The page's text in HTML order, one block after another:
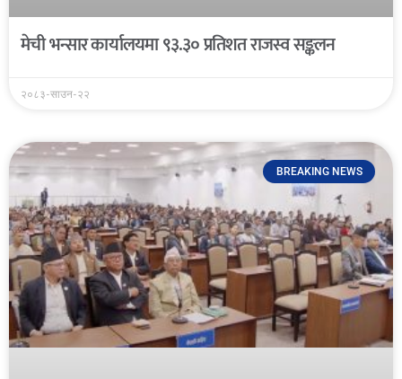
मेची भन्सार कार्यालयमा ९३.३० प्रतिशत राजस्व सङ्कलन
२०८३-साउन-२२
BREAKING NEWS